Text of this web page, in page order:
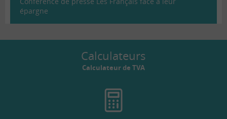
épargne
Calculateurs
Calculateur de TVA